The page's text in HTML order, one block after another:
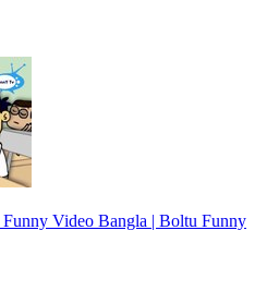
Funny Video Bangla | Boltu Funny